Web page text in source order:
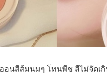
อนสีส้มนมๆ โทนพีช สีไม่จัดเ